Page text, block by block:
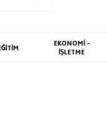
EKONOMİ -
İŞLETME